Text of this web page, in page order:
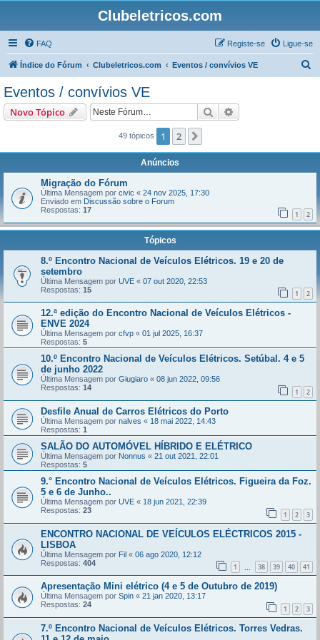
Clubeletricos.com
FAQ Ligue-se
Registe-se
Índice do Fórum Clubeletricos.com Eventos / convívios VE
Eventos / convívios VE
Novo Tópico Pesquisar
49 tópicos 1 2
Anúncios
Migração do Fórum
Última Mensagem por civic « 24 nov 2025, 17:30
Enviado em Discussão sobre o Forum
Respostas: 17 1 2
Tópicos
8.º Encontro Nacional de Veículos Elétricos. 19 e 20 de
setembro
Última Mensagem por UVE « 07 out 2020, 22:53
Respostas: 15 1 2
12.ª edição do Encontro Nacional de Veículos Elétricos -
ENVE 2024
Última Mensagem por cfvp « 01 jul 2025, 16:37
Respostas: 5
10.º Encontro Nacional de Veículos Elétricos. Setúbal. 4 e 5
de junho 2022
Última Mensagem por Giugiaro « 08 jun 2022, 09:56
Respostas: 14 1 2
Desfile Anual de Carros Elétricos do Porto
Última Mensagem por nalves « 18 mai 2022, 14:43
Respostas: 1
SALÃO DO AUTOMÓVEL HÍBRIDO E ELÉTRICO
Última Mensagem por Nonnus « 21 out 2021, 22:01
Respostas: 5
9.° Encontro Nacional de Veículos Elétricos. Figueira da Foz.
5 e 6 de Junho..
Última Mensagem por UVE « 18 jun 2021, 22:39
Respostas: 23 1 2 3
ENCONTRO NACIONAL DE VEÍCULOS ELÉCTRICOS 2015 -
LISBOA
Última Mensagem por Fil « 06 ago 2020, 12:12
Respostas: 404 1 38 39 40 41
Apresentação Mini elétrico (4 e 5 de Outubro de 2019)
Última Mensagem por Spin « 21 jan 2020, 13:17
Respostas: 24 1 2 3
7.º Encontro Nacional de Veículos Elétricos. Torres Vedras.